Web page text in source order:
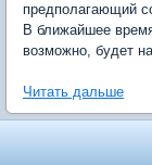
предполагающий
В ближайшее
возможно, будет
Читать дальше